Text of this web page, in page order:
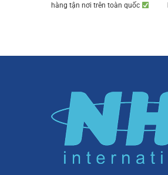
hàng tận nơi trên toàn quốc